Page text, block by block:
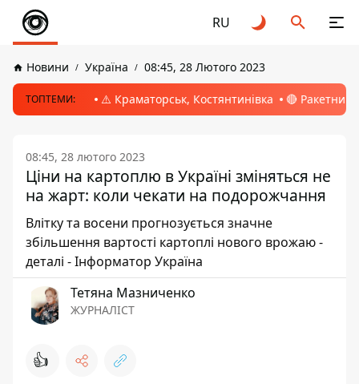
RU
Новини Україна 08:45, 28 Лютого 2023
ТОПТЕМИ: ⚠️ Краматорськ, Костянтинівка 🔴 Ракетний
08:45, 28 лютого 2023
Ціни на картоплю в Україні зміняться не
на жарт: коли чекати на подорожчання
Влітку та восени прогнозується значне
збільшення вартості картоплі нового врожаю -
деталі - Інформатор Україна
Тетяна Мазниченко
ЖУРНАЛІСТ
👍